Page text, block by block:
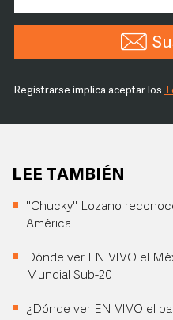
Registrarse implica aceptar los
LEE TAMBIÉN
"Chucky" Lozano
América
Dónde ver EN VIVO el
Mundial Sub-20
¿Dónde ver EN VIVO el